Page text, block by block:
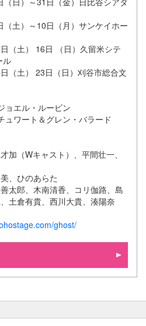
（土）～10日（月）サンケイホー
（土） 16日 （日）久留米シテ
ル
（土） 23日（日）刈谷市総合文
ョエル・ルービン
ュワート＆グレン・バラード
加（Wキャスト）、平間壮一、
、ひのあらた
太郎、木南清香、コリ伽路、島
土倉有貴、西川大貴、湊陽奈
ghost/